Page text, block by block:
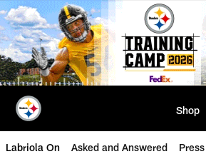
Skip
to
main
content
Shop
Labriola On Asked and Answered